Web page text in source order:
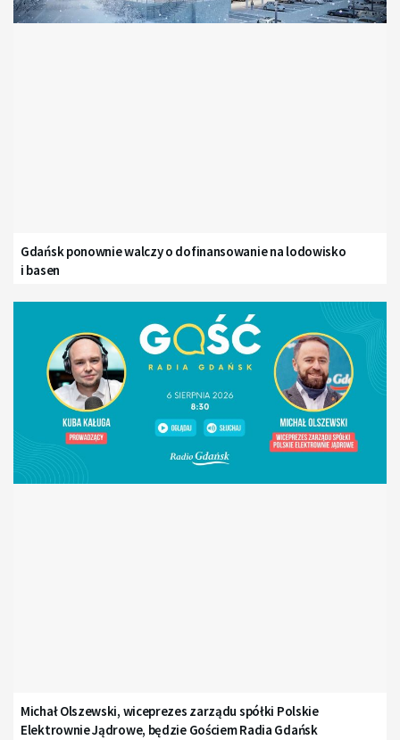
Gdańsk ponownie walczy o dofinansowanie na lodowisko
i basen
Michał Olszewski, wiceprezes zarządu spółki Polskie
Elektrownie Jądrowe, będzie Gościem Radia Gdańsk